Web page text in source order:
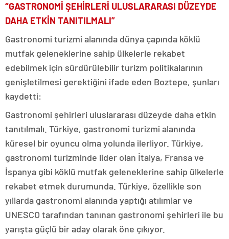
“GASTRONOMİ ŞEHİRLERİ ULUSLARARASI DÜZEYDE
DAHA ETKİN TANITILMALI”
Gastronomi turizmi alanında dünya çapında köklü
mutfak geleneklerine sahip ülkelerle rekabet
edebilmek için sürdürülebilir turizm politikalarının
genişletilmesi gerektiğini ifade eden Boztepe, şunları
kaydetti:
Gastronomi şehirleri uluslararası düzeyde daha etkin
tanıtılmalı. Türkiye, gastronomi turizmi alanında
küresel bir oyuncu olma yolunda ilerliyor. Türkiye,
gastronomi turizminde lider olan İtalya, Fransa ve
İspanya gibi köklü mutfak geleneklerine sahip ülkelerle
rekabet etmek durumunda. Türkiye, özellikle son
yıllarda gastronomi alanında yaptığı atılımlar ve
UNESCO tarafından tanınan gastronomi şehirleri ile bu
yarışta güçlü bir aday olarak öne çıkıyor.